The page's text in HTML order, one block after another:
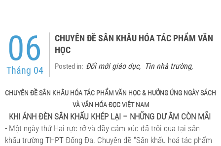
06
Tháng 04
CHUYÊN ĐỀ SÂN KHÂU HÓA TÁC PHẨM VĂN
HỌC
Posted in: Đổi mới giáo dục, Tin nhà trường,
CHUYÊN ĐỀ SÂN KHÂU HÓA TÁC PHẨM VĂN HỌC & HƯỞNG ỨNG NGÀY SÁCH
VÀ VĂN HÓA ĐỌC VIỆT NAM
KHI ÁNH ĐÈN SÂN KHẤU KHÉP LẠI – NHỮNG DƯ ÂM CÒN MÃI
- Một ngày thứ Hai rực rỡ và đầy cảm xúc đã trôi qua tại sân
khấu trường THPT Đống Đa. Chuyên đề “Sân khấu hoá tác phẩm